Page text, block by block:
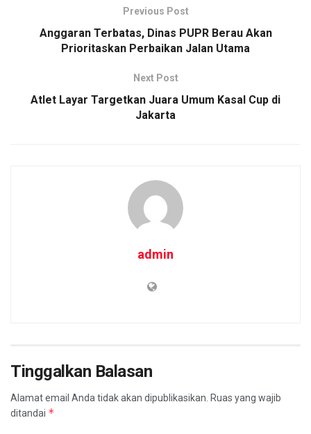
Previous Post
Anggaran Terbatas, Dinas PUPR Berau Akan
Prioritaskan Perbaikan Jalan Utama
Next Post
Atlet Layar Targetkan Juara Umum Kasal Cup di
Jakarta
admin
Tinggalkan Balasan
Alamat email Anda tidak akan dipublikasikan. Ruas yang wajib
ditandai *